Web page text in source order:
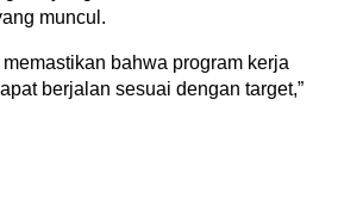
muncul.
bahwa program kerja
berjalan sesuai dengan target,”